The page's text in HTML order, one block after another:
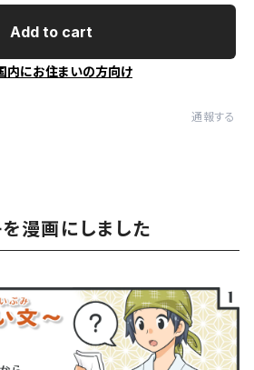
Add to cart
内にお住まいの方向け
通報する
漫画にしました